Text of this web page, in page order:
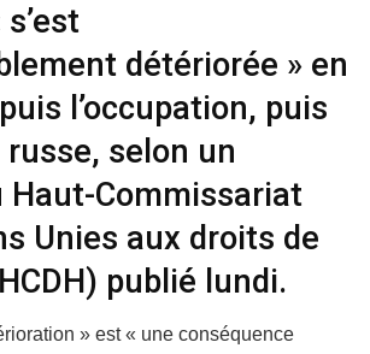
s’est
détériorée » en
l’occupation, puis
russe, selon un
Haut-Commissariat
Unies aux droits de
publié lundi.
» est « une conséquence